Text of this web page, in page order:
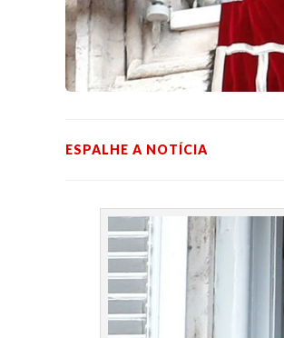
ESPALHE A NOTÍCIA